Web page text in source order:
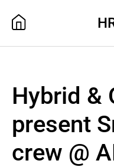
Hybrid &
present
crew @